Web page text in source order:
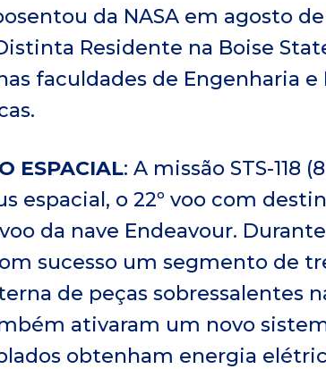
da NASA em agosto
Residente na Boise
faculdades de Engenharia e
ESPACIAL: A missão STS-118
espacial, o 22º voo com
da nave Endeavour.
sucesso um segmento de
de peças sobressalentes
ativaram um novo
obtenham energia